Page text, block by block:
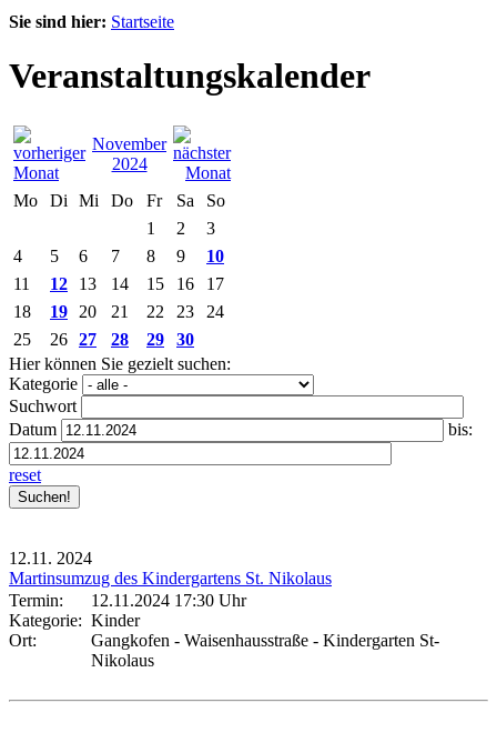
Sie sind hier: Startseite
Veranstaltungskalender
November
2024
Mo
Di Mi Do Fr Sa
So
1
2
3
4
5 6 7 8 9
10
11
12 13 14 15 16
17
18
19 20 21 22 23
24
25
26 27 28 29
30
Hier können Sie gezielt suchen:
Kategorie
Suchwort
Datum
bis:
reset
12.11. 2024
Martinsumzug des Kindergartens St. Nikolaus
Termin:
12.11.2024 17:30 Uhr
Kategorie: Kinder
Ort:
Gangkofen - Waisenhausstraße - Kindergarten St-
Nikolaus